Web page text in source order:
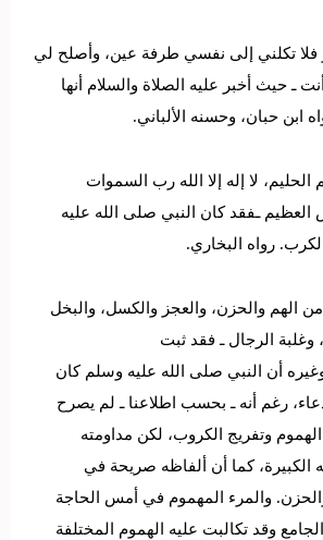
فلا تكلني إلى نفسي طرفة عين، وأصلح لي
ـ حيث أخبر عليه الصلاة والسلام أنها
ابن حبان، وحسنه الألباني.
الحليم، لا إله إلا الله رب السموات
ـفقد كان النبي صلى الله عليه
رواه البخاري.
الهم والحزن، والعجز والكسل، والبخل
وغلبة الرجال ـ فقد ثبت
أن النبي صلى الله عليه وسلم كان
رغم أنه ـ بحسب اطلاعنا ـ لم يصرح
وتفريج الكروب، لكن مداومته
الكبيرة، كما أن ألفاظه صريحة في
والمرء المهموم في أمس الحاجة
وقد تكالبت عليه الهموم المختلفة